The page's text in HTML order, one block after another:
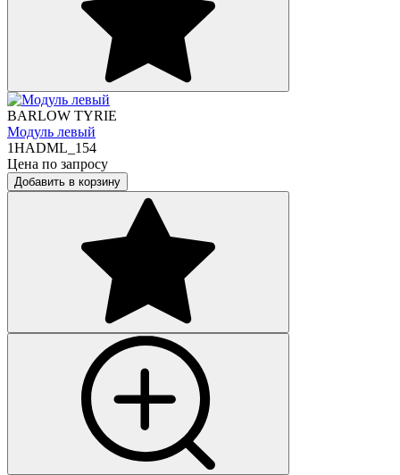
BARLOW TYRIE
Модуль левый
1HADML_154
Цена по запросу
Добавить в корзину